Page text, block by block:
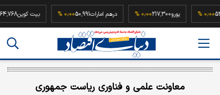
۰٫۰۰ % یورو217,300۰٫۰۰ % درهم امارات50,991۰٫۰۰ % بیت کوین
معاونت علمی و فناوری ریاست جمهوری